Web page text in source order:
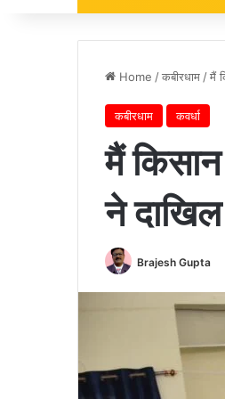
Home /कबीरधाम /मैं
कबीरधाम कवर्धा
मैं
ने
Brajesh Gupta